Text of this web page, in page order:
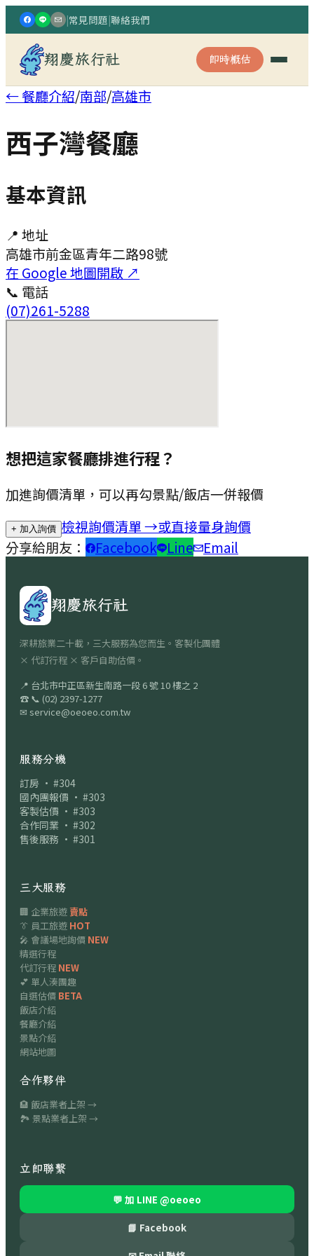
|常見問題|聯絡我們
翔慶旅行社 即時概估
← 餐廳介紹/南部/高雄市
西子灣餐廳
基本資訊
📍 地址
高雄市前金區青年二路98號
在 Google 地圖開啟 ↗
📞 電話
(07)261-5288
想把這家餐廳排進行程？
加進詢價清單，可以再勾景點/飯店一併報價
+ 加入詢價 檢視詢價清單 →或直接量身詢價
分享給朋友：
Facebook Line Email
翔慶旅行社
深耕旅業二十載，三大服務為您而生。客製化團體
× 代訂行程 × 客戶自助估價。
📍 台北市中正區新生南路一段 6 號 10 樓之 2
☎ 📞 (02) 2397-1277
✉ service@oeoeo.com.tw
服務分機
訂房 · #304
國內團報價 · #303
客製估價 · #303
合作同業 · #302
售後服務 · #301
三大服務
🏢 企業旅遊賣點
👔 員工旅遊 HOT
🎤 會議場地詢價 NEW
精選行程
代訂行程 NEW
💕 單人湊團趣
自選估價 BETA
飯店介紹
餐廳介紹
景點介紹
網站地圖
合作夥伴
🏨 飯店業者上架 →
🏞 景點業者上架 →
立即聯繫
💬 加 LINE @oeoeo
📘 Facebook